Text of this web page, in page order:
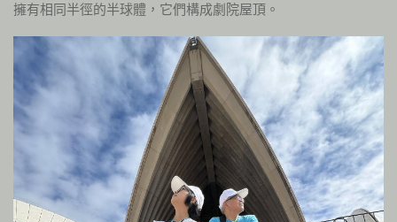
擁有相同半徑的半球體，它們構成劇院屋頂。